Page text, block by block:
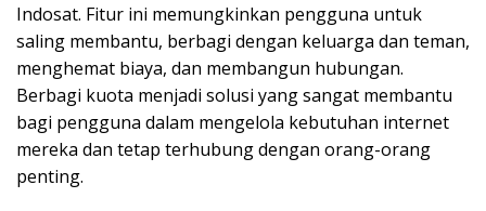
Indosat. Fitur ini memungkinkan pengguna untuk
saling membantu, berbagi dengan keluarga dan teman,
menghemat biaya, dan membangun hubungan.
Berbagi kuota menjadi solusi yang sangat membantu
bagi pengguna dalam mengelola kebutuhan internet
mereka dan tetap terhubung dengan orang-orang
penting.